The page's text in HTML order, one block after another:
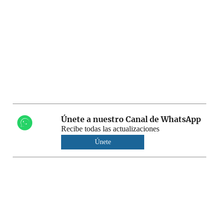
Únete a nuestro Canal de WhatsApp
Recibe todas las actualizaciones
Únete